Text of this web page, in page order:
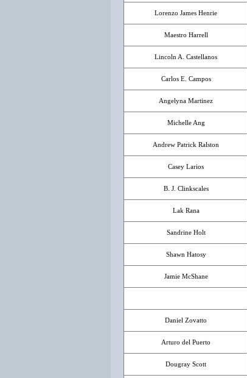
Lorenzo James Henrie
Maestro Harrell
Lincoln A. Castellanos
Carlos E. Campos
Angelyna Martinez
Michelle Ang
Andrew Patrick Ralston
Casey Larios
B. J. Clinkscales
Lak Rana
Sandrine Holt
Shawn Hatosy
Jamie McShane
Daniel Zovatto
Arturo del Puerto
Dougray Scott